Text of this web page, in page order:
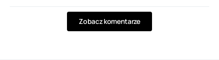
Zobacz komentarze